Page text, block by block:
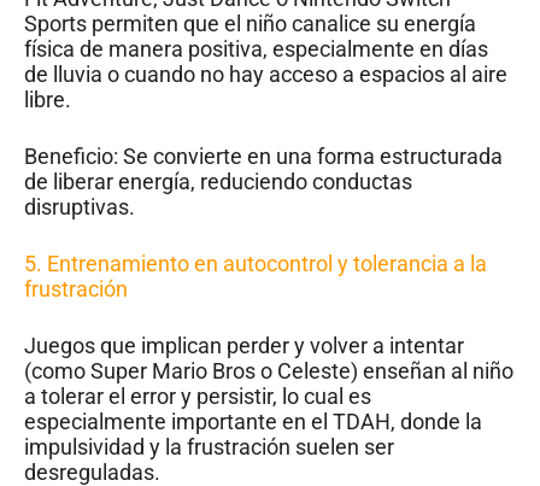
Sports permiten que el niño canalice su energía
física de manera positiva, especialmente en días
de lluvia o cuando no hay acceso a espacios al aire
libre.
Beneficio: Se convierte en una forma estructurada
de liberar energía, reduciendo conductas
disruptivas.
5. Entrenamiento en autocontrol y tolerancia a la
frustración
Juegos que implican perder y volver a intentar
(como Super Mario Bros o Celeste) enseñan al niño
a tolerar el error y persistir, lo cual es
especialmente importante en el TDAH, donde la
impulsividad y la frustración suelen ser
desreguladas.